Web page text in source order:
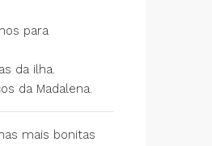
para
da ilha.
da Madalena.
mais bonitas